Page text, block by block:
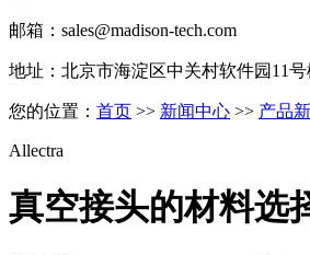
邮箱：sales@madison-tech.com
地址：北京市海淀区中关村软件园11
您的位置： 首页 >> 新闻中心 >> 产品
Allectra
真空接头的材料选